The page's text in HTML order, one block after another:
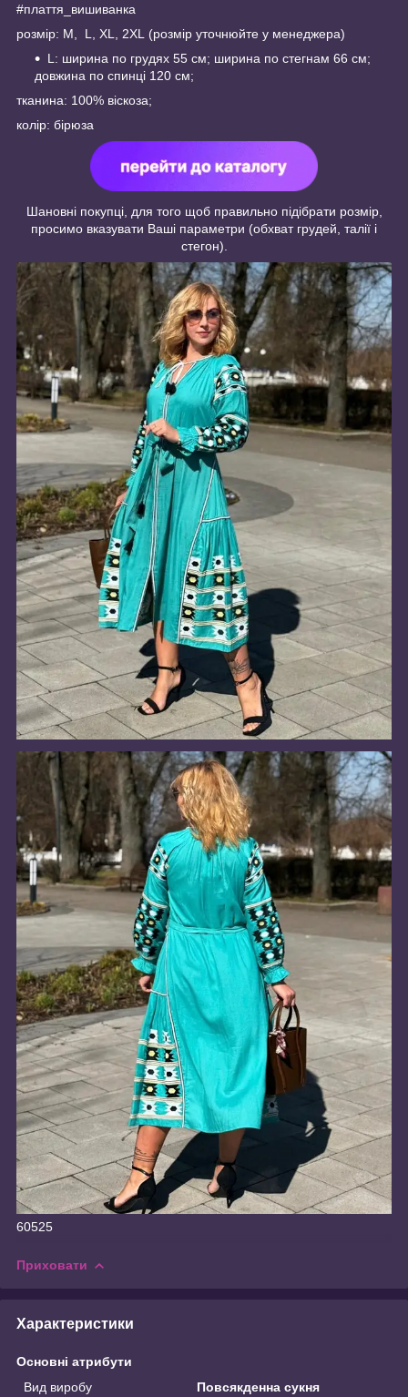
#плаття_вишиванка
розмір: M, L, XL, 2XL (розмір уточнюйте у менеджера)
L: ширина по грудях 55 см; ширина по стегнам 66 см;
довжина по спинці 120 см;
тканина: 100% віскоза;
колір: бірюза
Шановні покупці, для того щоб правильно підібрати розмір,
просимо вказувати Ваші параметри (обхват грудей, талії і
стегон).
60525
Приховати
Характеристики
Основні атрибути
Вид виробу
Повсякденна сукня